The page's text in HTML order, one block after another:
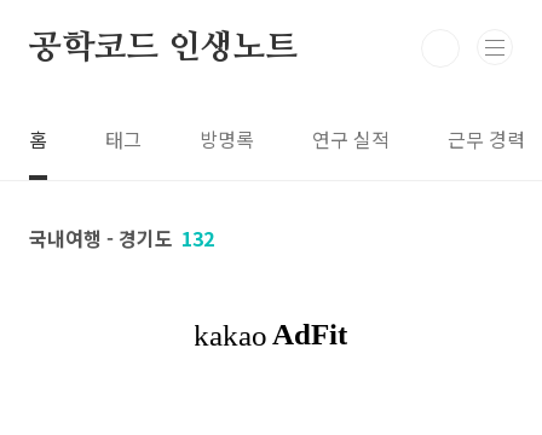
공학코드 인생노트
홈 태그 방명록 연구 실적 근무 경력
국내여행 - 경기도 132